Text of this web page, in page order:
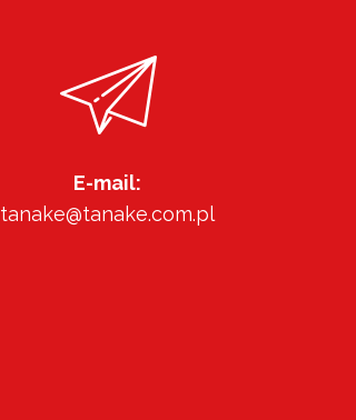
E-mail:
tanake@tanake.com.pl